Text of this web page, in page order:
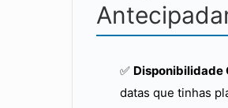
✅ Disponibilidade
datas que tinhas